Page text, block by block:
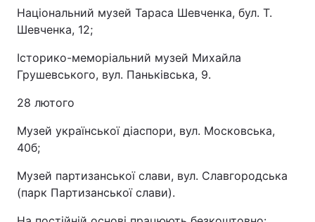
Національний музей Тараса Шевченка, бул. Т.
Шевченка, 12;
Історико-меморіальний музей Михайла
Грушевського, вул. Паньківська, 9.
28 лютого
Музей української діаспори, вул. Московська,
40б;
Музей партизанської слави, вул. Славгородська
(парк Партизанської слави).